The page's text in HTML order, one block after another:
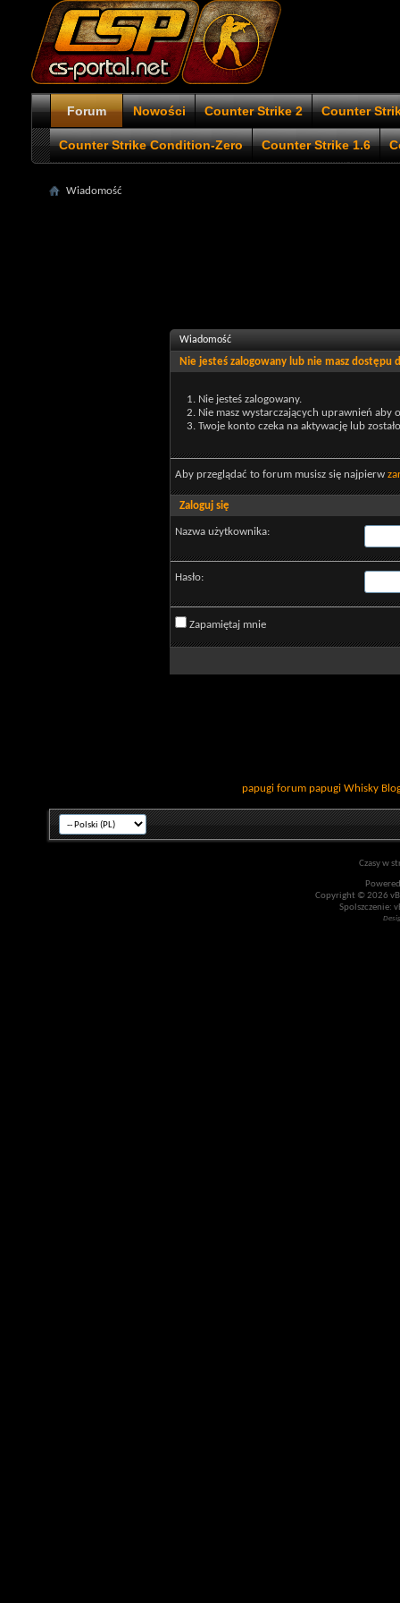
Forum Nowości Counter Strike 2 Counter
Counter Strike Condition-Zero Counter Strike 1.6
Wiadomość
Wiadomość
Nie jesteś zalogowany lub nie masz
Nie jesteś zalogowany.
Nie masz wystarczających uprawnień aby
Twoje konto czeka na aktywację lub
Aby przeglądać to forum musisz się najpierw
Zaloguj się
Nazwa użytkownika:
Hasło:
Zapamiętaj mnie
papugi forum papugi Whisky
Czasy w
Copyright © 2026
Spolszczenie: